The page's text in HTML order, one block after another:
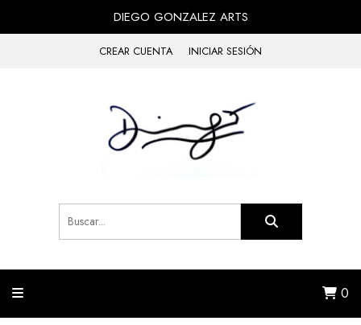
DIEGO GONZALEZ ARTS
CREAR CUENTA INICIAR SESIÓN
0